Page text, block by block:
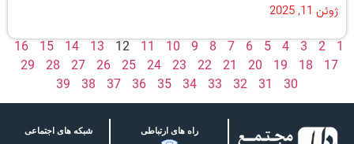
ژوئن 11, 2025
1
2
3
4
5
6
7
8
9
10
11
12
13
14
15
16
17
18
19
20
21
22
23
24
25
26
27
28
29
30
31
32
33
34
35
36
37
38
39
راه های ارتباطی شبکه های اجتماعی